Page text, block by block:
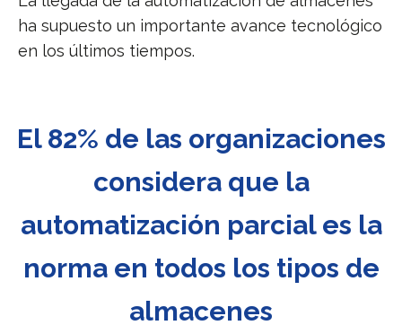
ha supuesto un importante avance tecnológico
en los últimos tiempos.
El 82% de las organizaciones
considera que la
automatización parcial es la
norma en todos los tipos de
almacenes